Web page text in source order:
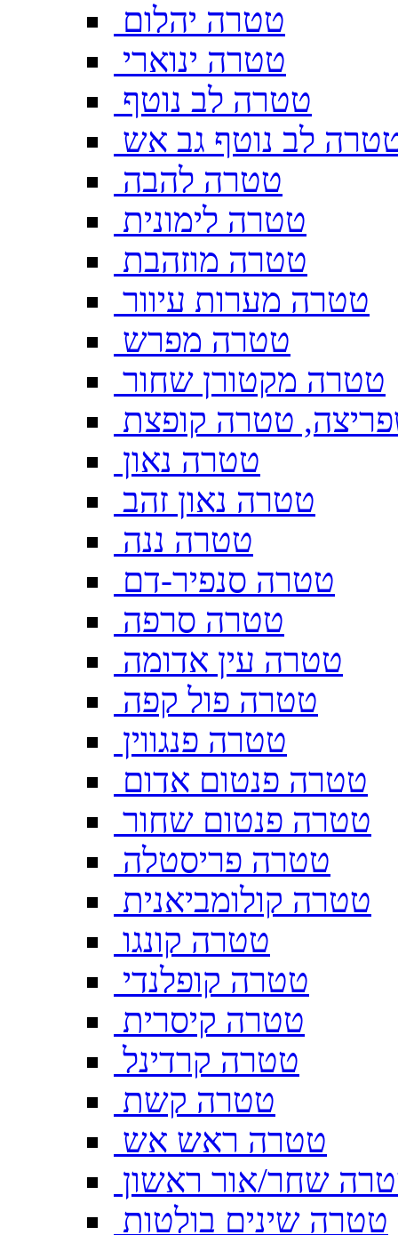
טטרה יהלום
טטרה ינוארי
טטרה לב נוטף
לב נוטף גב אש
טטרה להבה
טטרה לימונית
טטרה מוזהבת
טטרה מערות עיוור
טטרה מפרש
טטרה מקטורן שחור
טטרה קופצת
טטרה נאון
טטרה נאון זהב
טטרה ננה
טטרה סנפיר-דם
טטרה סרפה
טטרה עין אדומה
טטרה פול קפה
טטרה פנגווין
טטרה פנטום אדום
טטרה פנטום שחור
טטרה פריסטלה
טטרה קולומביאנית
טטרה קונגו
טטרה קופלנדי
טטרה קיסרית
טטרה קרדינל
טטרה קשת
טטרה ראש אש
שחר/אור ראשון
טטרה שינים בולטות